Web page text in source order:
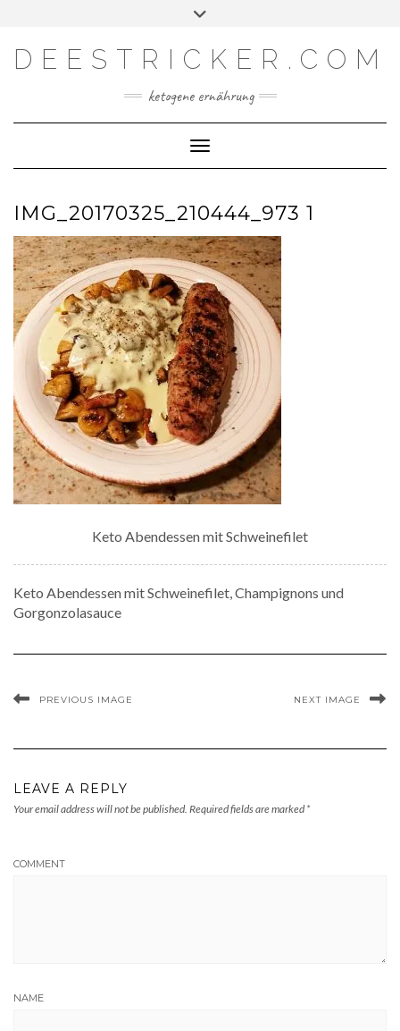
content
FacebookInstagram
DEESTRICKER.COM
ketogene ernährung
Toggle Navigation
IMG_20170325_210444_973 1
Keto Abendessen mit Schweinefilet
Keto Abendessen mit Schweinefilet, Champignons und
Gorgonzolasauce
PREVIOUS IMAGE NEXT IMAGE
LEAVE A REPLY
Your email address will not be published. Required fields are marked *
COMMENT
NAME